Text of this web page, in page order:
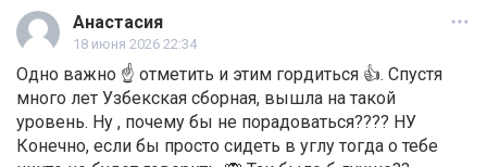
Анастасия
18 июня 2026 22:34
Одно важно ☝️ отметить и этим гордиться 👍. Спустя
много лет Узбекская сборная, вышла на такой
уровень. Ну , почему бы не порадоваться???? НУ
Конечно, если бы просто сидеть в углу тогда о тебе